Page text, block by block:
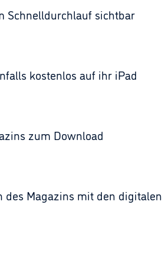
Schnelldurchlauf sichtbar
kostenlos auf ihr iPad
zum Download
Magazins mit den digitalen